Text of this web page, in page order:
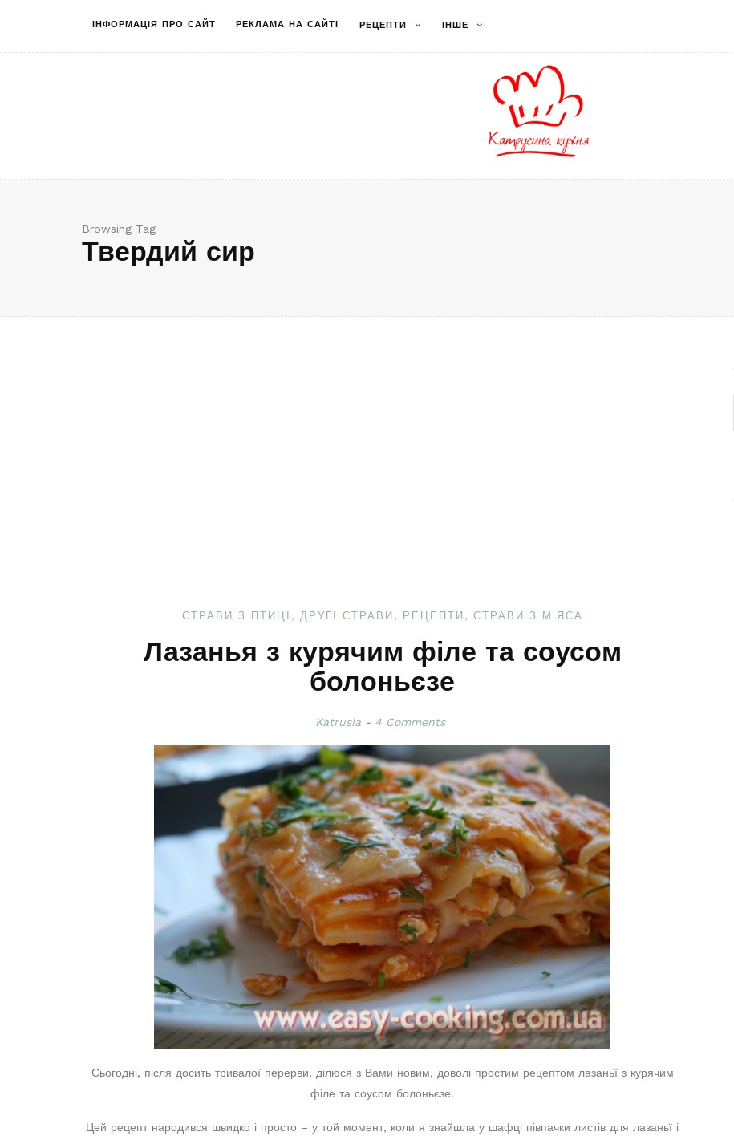
ІНФОРМАЦІЯ ПРО САЙТ РЕКЛАМА НА САЙТІ РЕЦЕПТИ ІНШЕ
Browsing Tag
Твердий сир
СТРАВИ З ПТИЦІ ДРУГІ СТРАВИ РЕЦЕПТИ СТРАВИ З М'ЯСА
Лазанья з курячим філе та соусом
болоньєзе
Katrusia 4 Comments
Сьогодні, після досить тривалої перерви, ділюся з Вами новим, доволі простим рецептом лазаньї з курячим
філе та соусом болоньєзе.
Цей рецепт народився швидко і просто – у той момент, коли я знайшла у шафці півпачки листів для лазаньї і